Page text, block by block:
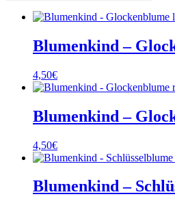
Blumenkind –
4,50€
Blumenkind –
4,50€
Blumenkind –